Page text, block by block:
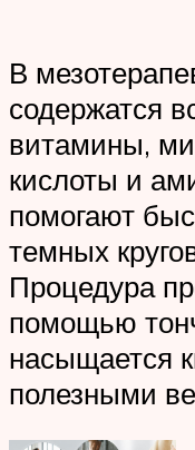
В
содержатся
витамины,
кислоты и
помогают
темных
Процедура
помощью
насыщается
полезными